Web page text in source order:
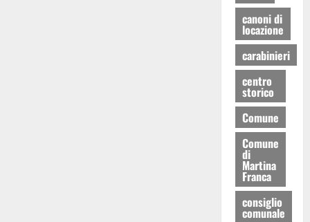
canoni di
locazione
carabinieri
centro
storico
Comune
Comune
di
Martina
Franca
consiglio
comunale